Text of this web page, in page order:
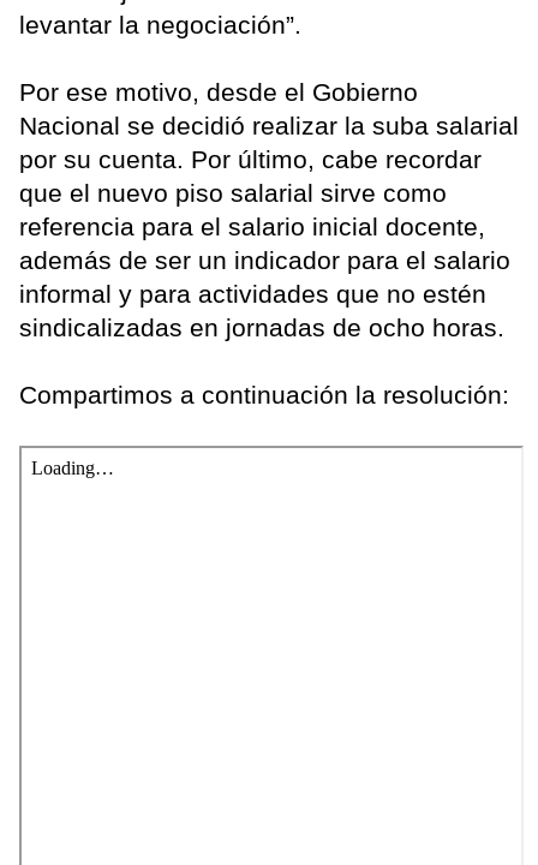
levantar la negociación”.
Por ese motivo, desde el Gobierno
Nacional se decidió realizar la suba salarial
por su cuenta. Por último, cabe recordar
que el nuevo piso salarial sirve como
referencia para el salario inicial docente,
además de ser un indicador para el salario
informal y para actividades que no estén
sindicalizadas en jornadas de ocho horas.
Compartimos a continuación la resolución: